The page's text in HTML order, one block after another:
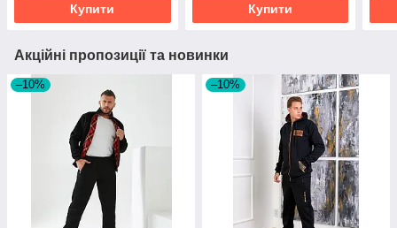
Купити Купити
Акційні пропозиції та новинки
–10% –10%